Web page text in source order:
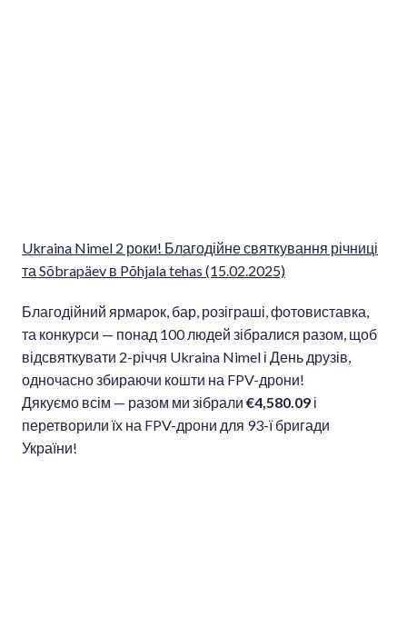
Ukraina Nimel 2 роки! Благодійне святкування річниці
та Sõbrapäev в Põhjala tehas (15.02.2025)
Благодійний ярмарок, бар, розіграші, фотовиставка,
та конкурси — понад 100 людей зібралися разом, щоб
відсвяткувати 2-річчя Ukraina Nimel і День друзів,
одночасно збираючи кошти на FPV-дрони!
Дякуємо всім — разом ми зібрали €4,580.09 і
перетворили їх на FPV-дрони для 93-ї бригади
України!